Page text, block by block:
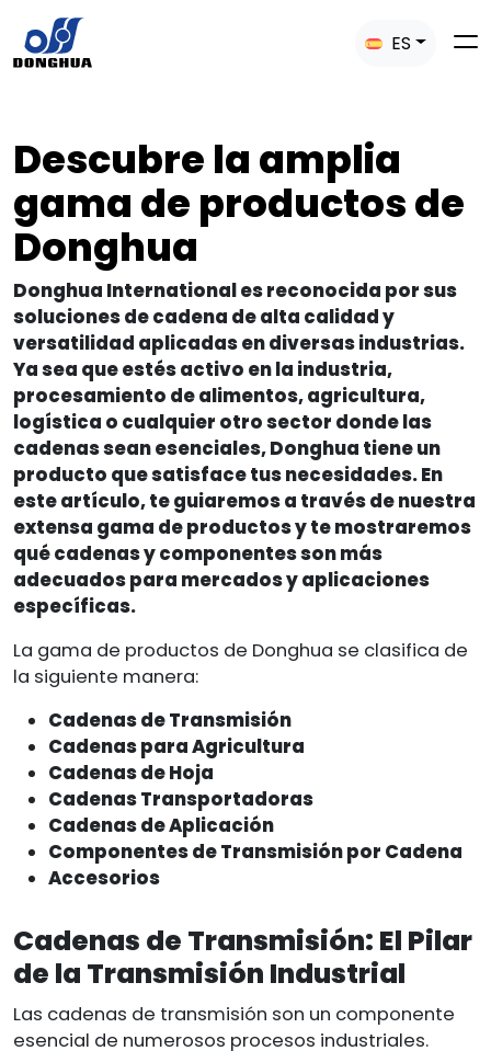
ES
Descubre la amplia
gama de productos de
Donghua
Donghua International es reconocida por sus
soluciones de cadena de alta calidad y
versatilidad aplicadas en diversas industrias.
Ya sea que estés activo en la industria,
procesamiento de alimentos, agricultura,
logística o cualquier otro sector donde las
cadenas sean esenciales, Donghua tiene un
producto que satisface tus necesidades. En
este artículo, te guiaremos a través de nuestra
extensa gama de productos y te mostraremos
qué cadenas y componentes son más
adecuados para mercados y aplicaciones
específicas.
La gama de productos de Donghua se clasifica de
la siguiente manera:
Cadenas de Transmisión
Cadenas para Agricultura
Cadenas de Hoja
Cadenas Transportadoras
Cadenas de Aplicación
Componentes de Transmisión por Cadena
Accesorios
Cadenas de Transmisión: El Pilar
de la Transmisión Industrial
Las cadenas de transmisión son un componente
esencial de numerosos procesos industriales.